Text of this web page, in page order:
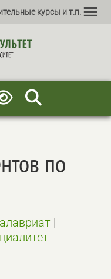
курсы и т.п.
по
|